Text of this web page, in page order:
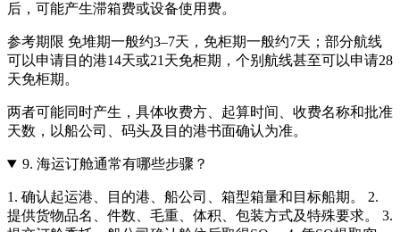
后，可能产生滞箱费或设备使用费。
参考期限 免堆期一般约3–7天，免柜期一般约7天；部分航线
可以申请目的港14天或21天免柜期，个别航线甚至可以申请28
天免柜期。
两者可能同时产生，具体收费方、起算时间、收费名称和批准
天数，以船公司、码头及目的港书面确认为准。
9. 海运订舱通常有哪些步骤？
1. 确认起运港、目的港、船公司、箱型箱量和目标船期。 2.
提供货物品名、件数、毛重、体积、包装方式及特殊要求。 3.